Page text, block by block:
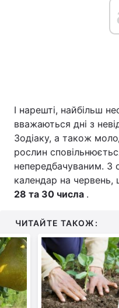
І нарешті, найбільш
вважаються дні з
Зодіаку, а також
рослин
непередбачуваним. З
календар на червень,
28 та 30 числа .
ЧИТАЙТЕ ТАКОЖ: